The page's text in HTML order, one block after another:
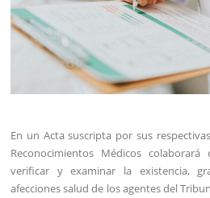
En un Acta suscripta por sus
Reconocimientos Médicos
verificar y examinar la existencia,
afecciones salud de los agentes del